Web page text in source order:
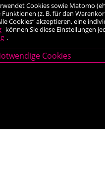
Filiale
Cookies sowie Matomo
(z. B. für den
Cookies“ akzeptieren, eine
können Sie diese Einstellungen
.
Cookies